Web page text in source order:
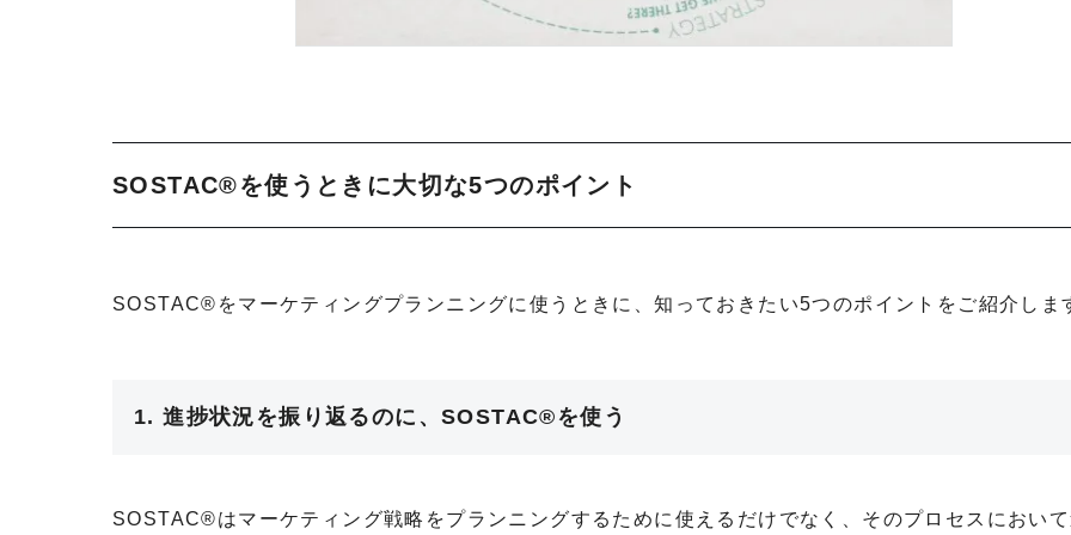
SOSTAC®を使うときに大切な5つのポイント
SOSTAC®をマーケティングプランニングに使うときに、知っておきたい5つのポイントをご紹介しま
1. 進捗状況を振り返るのに、SOSTAC®を使う
SOSTAC®はマーケティング戦略をプランニングするために使えるだけでなく、そのプロセスにおい